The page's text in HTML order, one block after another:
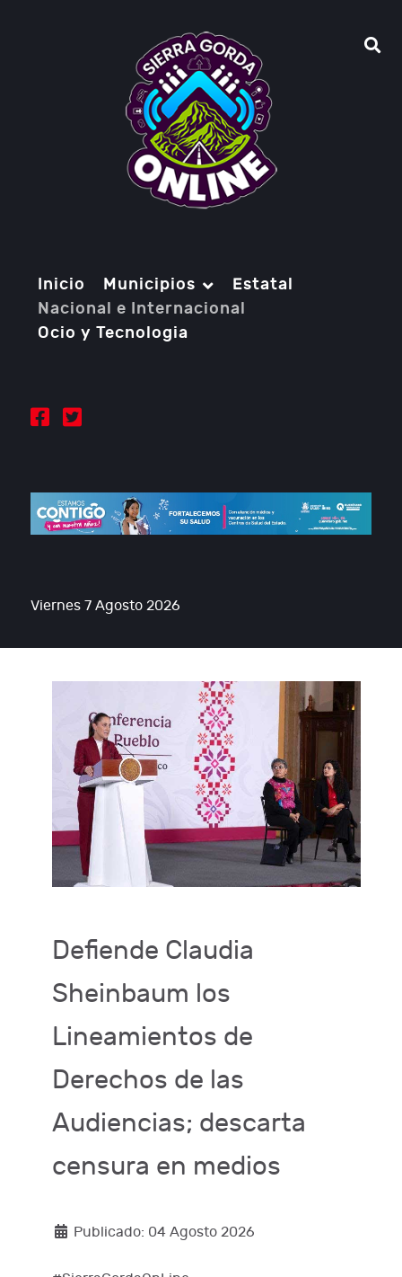
Inicio Municipios
Estatal
Nacional e Internacional
Ocio y Tecnologia
Viernes 7 Agosto 2026
Defiende Claudia
Sheinbaum los
Lineamientos de
Derechos de las
Audiencias; descarta
censura en medios
Publicado: 04 Agosto 2026